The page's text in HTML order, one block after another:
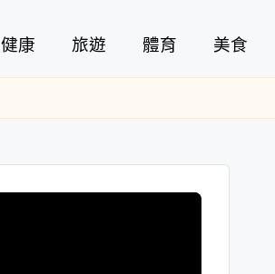
健康 旅遊 體育 美食